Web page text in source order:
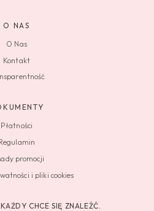
O NAS
O Nas
Kontakt
Płatności
promocji
i pliki cookies
CHCE SIĘ ZNALEŹĆ.